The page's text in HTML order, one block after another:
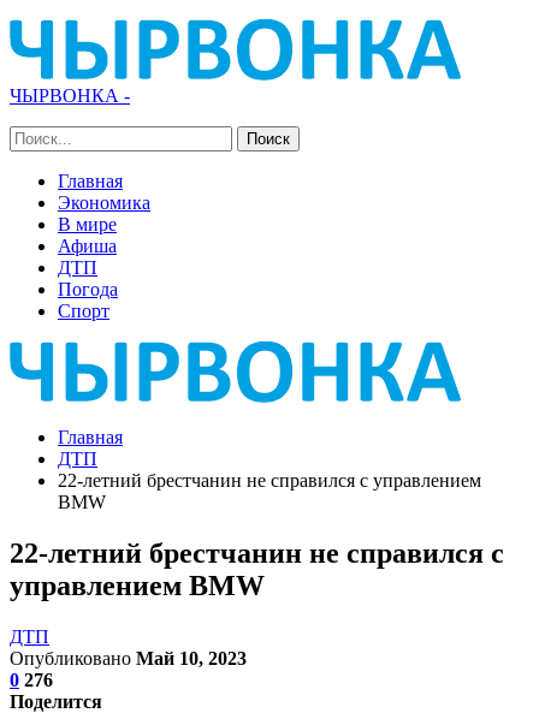
ЧЫРВОНКА -
Главная
Экономика
В мире
Афиша
ДТП
Погода
Спорт
Главная
ДТП
22-летний брестчанин не справился с управлением
BMW
22-летний брестчанин не справился с
управлением BMW
ДТП
Опубликовано Май 10, 2023
0 276
Поделится